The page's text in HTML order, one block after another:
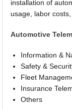
installation of
usage, labor
Automotive
Information &
Safety &
Fleet
Insurance
Others